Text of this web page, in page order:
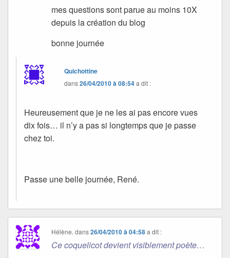
mes questions sont parue au moins 10X
depuis la création du blog
bonne journée
Quichottine
dans26/04/2010 à 08:54a dit :
Heureusement que je ne les ai pas encore vues
dix fois… il n’y a pas si longtemps que je passe
chez toi.
Passe une belle journée, René.
Hélène. dans26/04/2010 à 04:58 a dit :
Ce coquelicot devient visiblement poète…